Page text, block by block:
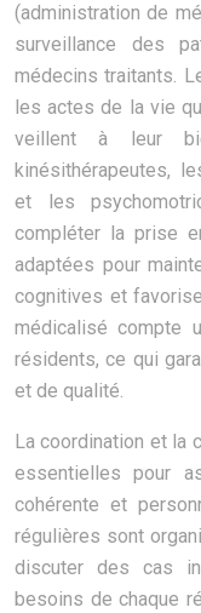
(administration de
surveillance des
médecins traitants.
les actes de la vie
veillent à leur
kinésithérapeutes,
et les
compléter la prise
adaptées pour
cognitives et
médicalisé compte
résidents, ce qui
et de qualité.
La coordination et la
essentielles pour
cohérente et
régulières sont
discuter des cas
besoins de chaque